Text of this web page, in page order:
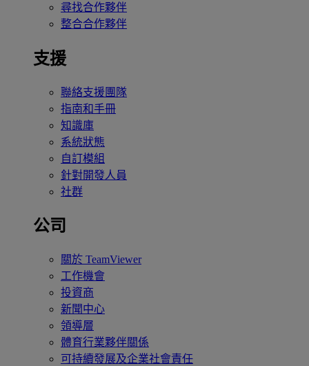
尋找合作夥伴
整合合作夥伴
支援
聯絡支援團隊
指南和手冊
知識庫
系統狀態
自訂模組
針對開發人員
社群
公司
關於 TeamViewer
工作機會
投資商
新聞中心
領導層
體育行業夥伴關係
可持續發展及企業社會責任